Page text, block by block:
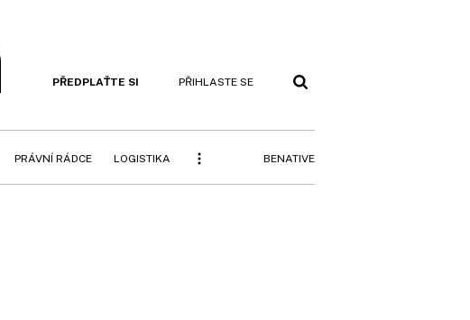
PŘEDPLAŤTE SI PŘIHLASTE SE
PRÁVNÍ RÁDCE LOGISTIKA BENATIVE